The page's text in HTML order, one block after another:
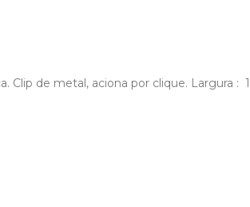
Clip de metal, aciona por clique. Largura :